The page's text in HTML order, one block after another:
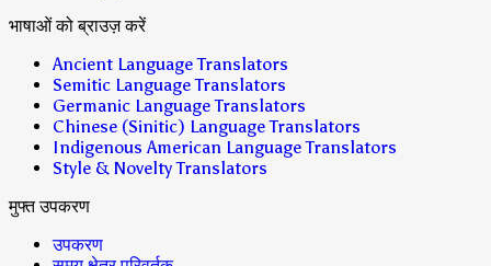
भाषाओं को ब्राउज़ करें
Ancient Language Translators
Semitic Language Translators
Germanic Language Translators
Chinese (Sinitic) Language Translators
Indigenous American Language Translators
Style & Novelty Translators
मुफ्त उपकरण
उपकरण